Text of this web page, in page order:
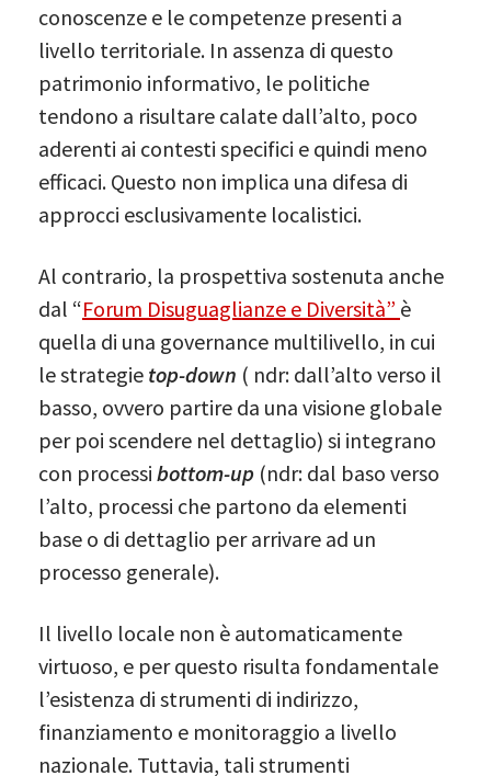
conoscenze e le competenze presenti a
livello territoriale. In assenza di questo
patrimonio informativo, le politiche
tendono a risultare calate dall’alto, poco
aderenti ai contesti specifici e quindi meno
efficaci. Questo non implica una difesa di
approcci esclusivamente localistici.
Al contrario, la prospettiva sostenuta anche
dal “Forum Disuguaglianze e Diversità” è
quella di una governance multilivello, in cui
le strategie top-down ( ndr: dall’alto verso il
basso, ovvero partire da una visione globale
per poi scendere nel dettaglio) si integrano
con processi bottom-up (ndr: dal baso verso
l’alto, processi che partono da elementi
base o di dettaglio per arrivare ad un
processo generale).
Il livello locale non è automaticamente
virtuoso, e per questo risulta fondamentale
l’esistenza di strumenti di indirizzo,
finanziamento e monitoraggio a livello
nazionale. Tuttavia, tali strumenti